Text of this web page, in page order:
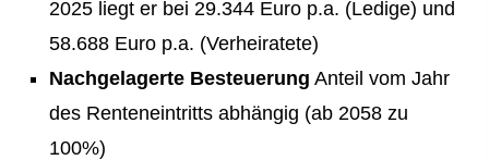
2025 liegt er bei 29.344 Euro p.a. (Ledige) und
58.688 Euro p.a. (Verheiratete)
Nachgelagerte Besteuerung Anteil vom Jahr
des Renteneintritts abhängig (ab 2058 zu
100%)